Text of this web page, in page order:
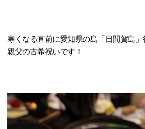
寒くなる直前に愛知県の島「日間賀島」
親父の古希祝いです！